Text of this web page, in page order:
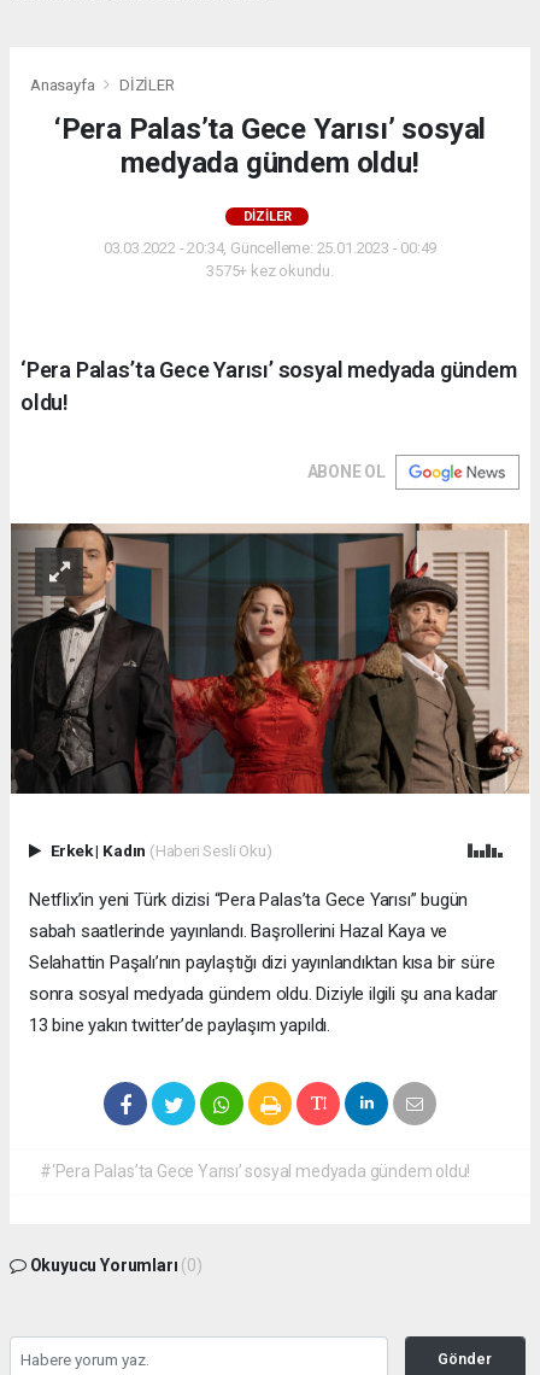
Anasayfa DİZİLER
‘Pera Palas’ta Gece Yarısı’ sosyal
medyada gündem oldu!
DİZİLER
03.03.2022 - 20:34, Güncelleme: 25.01.2023 - 00:49
3575+ kez okundu.
‘Pera Palas’ta Gece Yarısı’ sosyal medyada gündem
oldu!
ABONE OL
Erkek| Kadın (Haberi Sesli Oku)
Netflix’in yeni Türk dizisi “Pera Palas’ta Gece Yarısı” bugün
sabah saatlerinde yayınlandı. Başrollerini Hazal Kaya ve
Selahattin Paşalı’nın paylaştığı dizi yayınlandıktan kısa bir süre
sonra sosyal medyada gündem oldu. Diziyle ilgili şu ana kadar
13 bine yakın twitter’de paylaşım yapıldı.
#‘Pera Palas’ta Gece Yarısı’ sosyal medyada gündem oldu!
Okuyucu Yorumları (0)
Gönder